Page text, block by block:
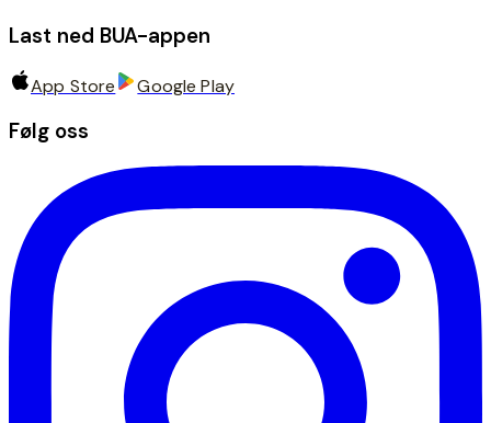
Last ned BUA-appen
App Store Google Play
Følg oss